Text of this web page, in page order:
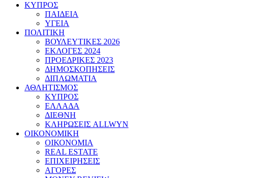
ΚΥΠΡΟΣ
ΠΑΙΔΕΙΑ
ΥΓΕΙΑ
ΠΟΛΙΤΙΚΗ
ΒΟΥΛΕΥΤΙΚΕΣ 2026
ΕΚΛΟΓΕΣ 2024
ΠΡΟΕΔΡΙΚΕΣ 2023
ΔΗΜΟΣΚΟΠΗΣΕΙΣ
ΔΙΠΛΩΜΑΤΙΑ
ΑΘΛΗΤΙΣΜΟΣ
ΚΥΠΡΟΣ
ΕΛΛΑΔΑ
ΔΙΕΘΝΗ
ΚΛΗΡΩΣΕΙΣ ALLWYN
ΟΙΚΟΝΟΜΙΚΗ
ΟΙΚΟΝΟΜΙΑ
REAL ESTATE
ΕΠΙΧΕΙΡΗΣΕΙΣ
ΑΓΟΡΕΣ